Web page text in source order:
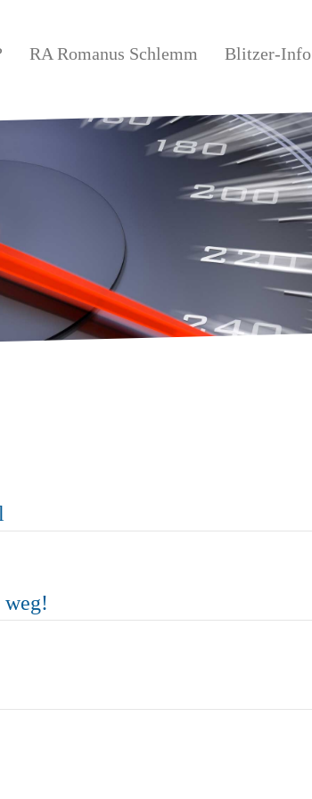
RA Romanus Schlemm Blitzer-Info